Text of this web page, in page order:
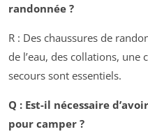
randonnée ?
R : Des chaussures de
de l’eau, des collations,
secours sont essentiels.
Q : Est-il nécessaire
pour camper ?